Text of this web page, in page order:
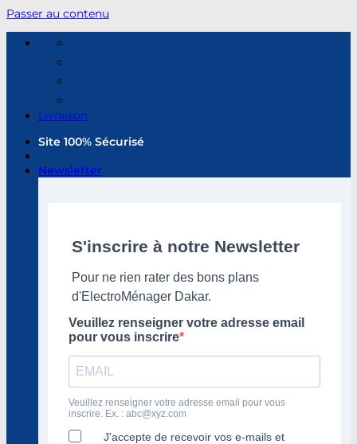
Passer au contenu
Livraison
Site 100% Sécurisé
Newsletter
S'inscrire à notre Newsletter
Pour ne rien rater des bons plans
d'ElectroMénager Dakar.
Veuillez renseigner votre adresse email
pour vous inscrire
Veuillez renseigner votre adresse email pour vous
inscrire. Ex. : abc@xyz.com
J'accepte de recevoir vos e-mails et